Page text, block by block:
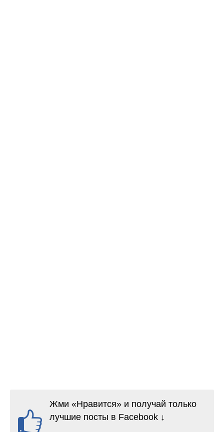
Жми «Нравится» и получай только
лучшие посты в Facebook ↓